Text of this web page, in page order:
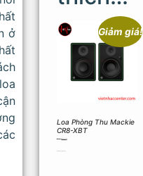
ở
Giảm giá!
Loa Phòng Thu Mackie
CR8-XBT